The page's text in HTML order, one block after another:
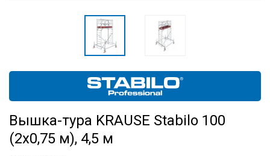
Вышка-тура KRAUSE Stabilo 100
(2х0,75 м), 4,5 м